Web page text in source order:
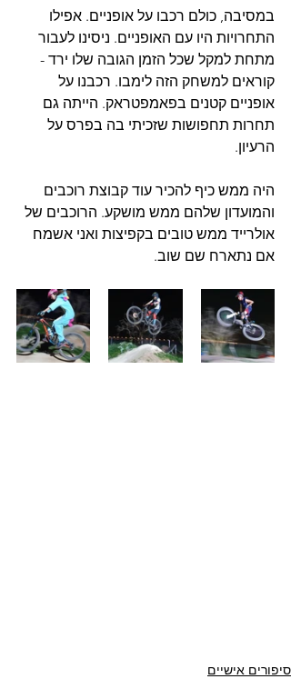
במסיבה, כולם רכבו על אופניים. אפילו
התחרויות היו עם האופניים. ניסינו לעבור
מתחת למקל שכל הזמן הגובה שלו ירד -
קוראים למשחק הזה לימבו. רכבנו על
אופניים קטנים בפאמפטראק. הייתה גם
תחרות תחפושות שזכיתי בה בפרס על
הרעיון.
היה ממש כיף להכיר עוד קבוצת רוכבים
והמועדון שלהם ממש מושקע. הרוכבים של
אולרייד ממש טובים בקפיצות ואני אשמח
אם נתארח שם שוב.
סיפורים אישיים